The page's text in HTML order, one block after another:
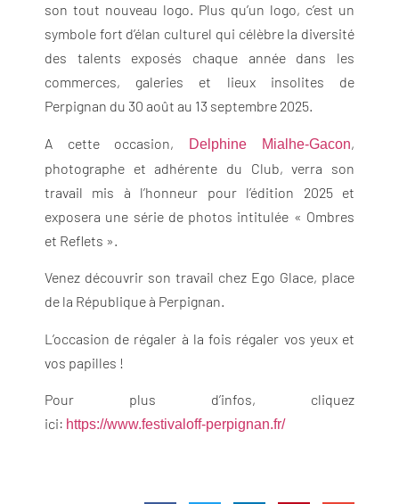
son tout nouveau logo. Plus qu’un logo, c’est un
symbole fort d’élan culturel qui célèbre la diversité
des talents exposés chaque année dans les
commerces, galeries et lieux insolites de
Perpignan du 30 août au 13 septembre 2025.
A cette occasion, Delphine Mialhe-Gacon,
photographe et adhérente du Club, verra son
travail mis à l’honneur pour l’édition 2025 et
exposera une série de photos intitulée « Ombres
et Reflets ».
Venez découvrir son travail chez Ego Glace, place
de la République à Perpignan.
L’occasion de régaler à la fois régaler vos yeux et
vos papilles !
Pour plus d’infos, cliquez
ici: https://www.festivaloff-perpignan.fr/